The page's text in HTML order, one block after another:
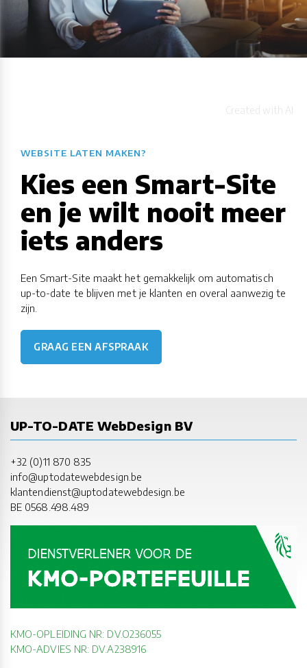
WEBSITE LATEN MAKEN?
Kies een Smart-Site
en je wilt nooit meer
iets anders
Een Smart-Site maakt het gemakkelijk om automatisch
up-to-date te blijven met je klanten en overal aanwezig te
zijn.
GRAAG EEN AFSPRAAK
UP-TO-DATE WebDesign BV
+32 (0)11 870 835
info@uptodatewebdesign.be
klantendienst@uptodatewebdesign.be
BE 0568.498.489
KMO-OPLEIDING NR: DV.O236055
KMO-ADVIES NR: DV.A238916